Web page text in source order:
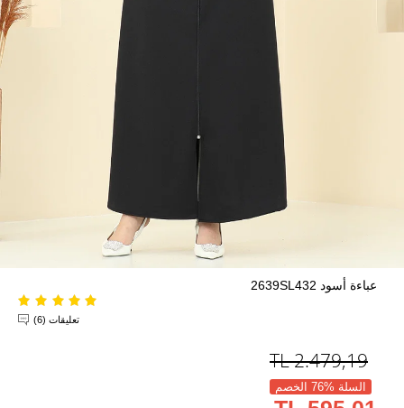
عباءة أسود 2639SL432
تعليقات (6)
2.479,19
TL
السلة %76 الخصم